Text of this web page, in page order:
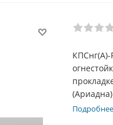
КПСнг(А)-
(Ариадна)
Подробнее